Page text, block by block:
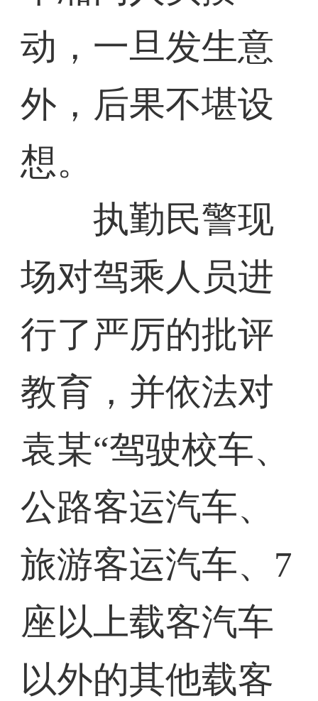
动，一旦发生意
外，后果不堪设
想。
执勤民警现
场对驾乘人员进
行了严厉的批评
教育，并依法对
袁某“驾驶校车、
公路客运汽车、
旅游客运汽车、7
座以上载客汽车
以外的其他载客